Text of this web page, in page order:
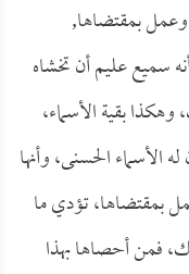
بمقتضاها,
سميع عليم أن تخشاه
بقية الأسماء،
الأسماء الحسنى، وأنها
بمقتضاها، تؤدي ما
فمن أحصاها بهذا